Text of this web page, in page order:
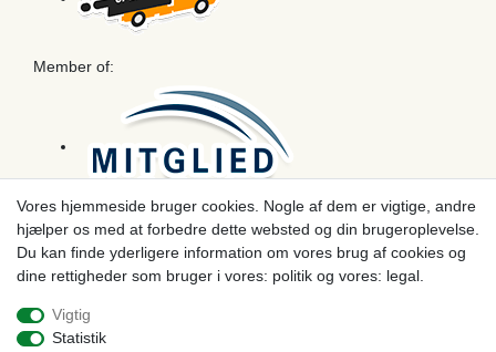
Member of:
Betaling
Vores hjemmeside bruger cookies. Nogle af dem er vigtige, andre
hjælper os med at forbedre dette websted og din brugeroplevelse.
Du kan finde yderligere information om vores brug af cookies og
dine rettigheder som bruger i vores: politik og vores: legal.
Vigtig
Statistik